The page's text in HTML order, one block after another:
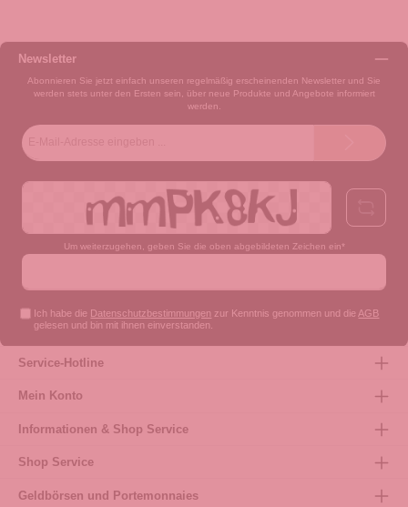
Newsletter
Abonnieren Sie jetzt einfach unseren regelmäßig erscheinenden Newsletter und Sie
werden stets unter den Ersten sein, über neue Produkte und Angebote informiert
werden.
Um weiterzugehen, geben Sie die oben abgebildeten Zeichen ein*
Ich habe die Datenschutzbestimmungen zur Kenntnis genommen und die AGB
gelesen und bin mit ihnen einverstanden.
Service-Hotline
Mein Konto
Informationen & Shop Service
Shop Service
Geldbörsen und Portemonnaies